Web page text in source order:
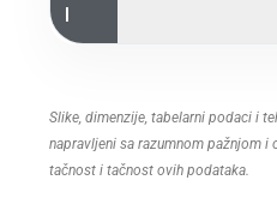
Slike, dimenzije, tabelarni podaci i
napravljeni sa razumnom pažnjom
tačnost i tačnost ovih podataka.